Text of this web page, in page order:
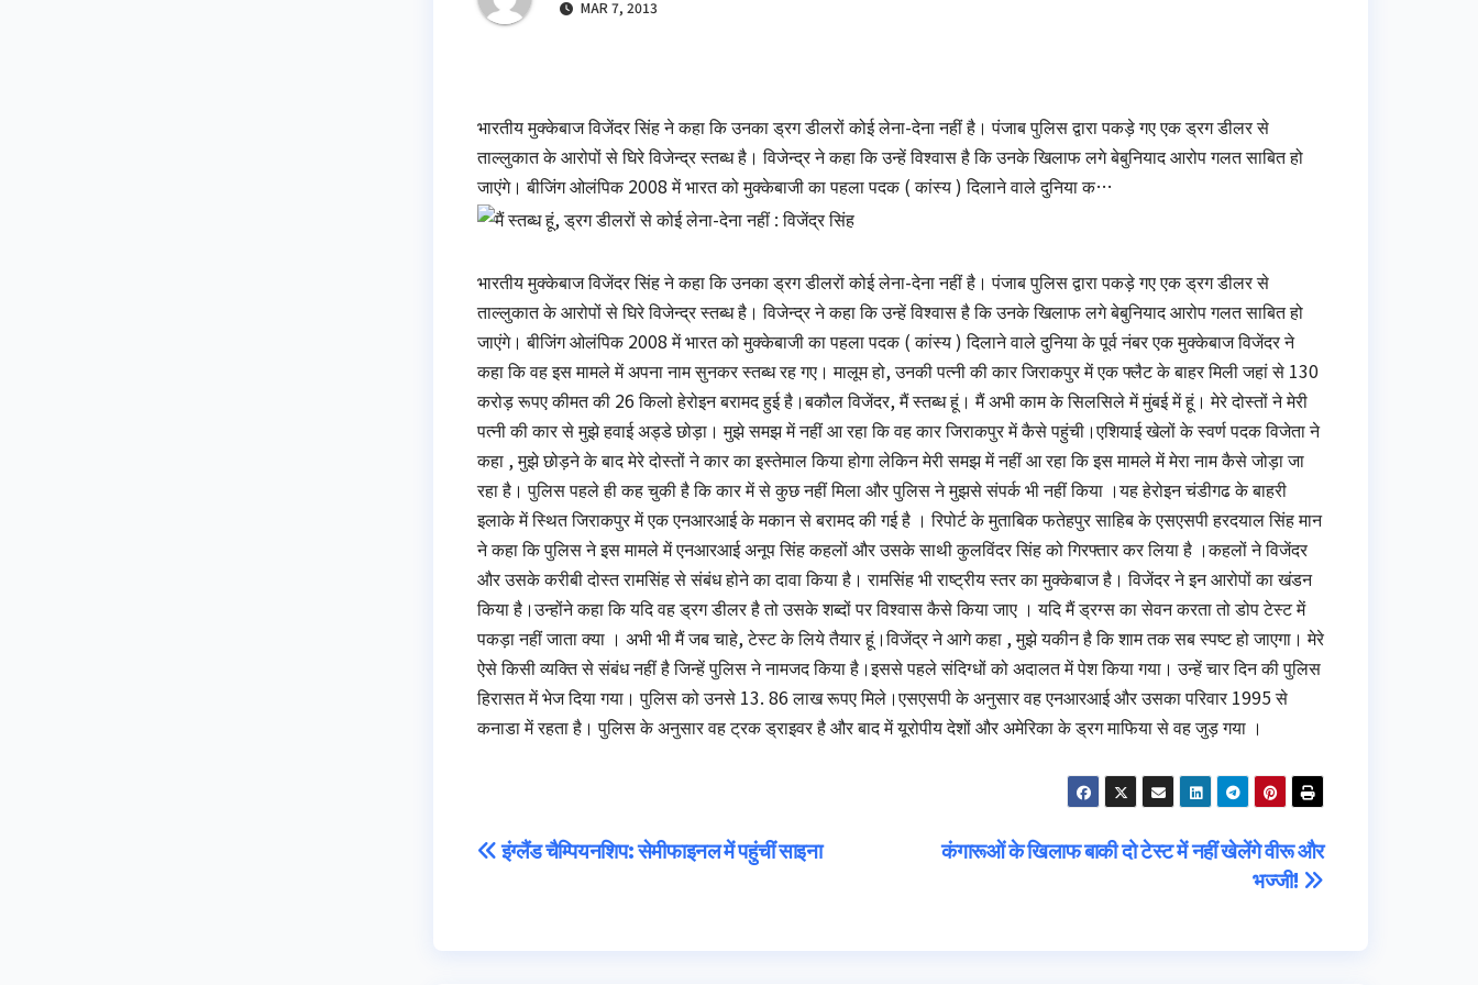
MAR 7, 2013
भारतीय मुक्केबाज विजेंदर सिंह ने कहा कि उनका ड्रग डीलरों कोई लेना-देना नहीं है। पंजाब पुलिस द्वारा पकड़े गए एक ड्रग डीलर से
ताल्लुकात के आरोपों से घिरे विजेन्द्र स्तब्ध है। विजेन्द्र ने कहा कि उन्हें विश्वास है कि उनके खिलाफ लगे बेबुनियाद आरोप गलत साबित हो
जाएंगे। बीजिंग ओलंपिक 2008 में भारत को मुक्केबाजी का पहला पदक ( कांस्य ) दिलाने वाले दुनिया क…
भारतीय मुक्केबाज विजेंदर सिंह ने कहा कि उनका ड्रग डीलरों कोई लेना-देना नहीं है। पंजाब पुलिस द्वारा पकड़े गए एक ड्रग डीलर से
ताल्लुकात के आरोपों से घिरे विजेन्द्र स्तब्ध है। विजेन्द्र ने कहा कि उन्हें विश्वास है कि उनके खिलाफ लगे बेबुनियाद आरोप गलत साबित हो
जाएंगे। बीजिंग ओलंपिक 2008 में भारत को मुक्केबाजी का पहला पदक ( कांस्य ) दिलाने वाले दुनिया के पूर्व नंबर एक मुक्केबाज विजेंदर ने
कहा कि वह इस मामले में अपना नाम सुनकर स्तब्ध रह गए। मालूम हो, उनकी पत्नी की कार जिराकपुर में एक फ्लैट के बाहर मिली जहां से 130
करोड़ रूपए कीमत की 26 किलो हेरोइन बरामद हुई है।बकौल विजेंदर, मैं स्तब्ध हूं। मैं अभी काम के सिलसिले में मुंबई में हूं। मेरे दोस्तों ने मेरी
पत्नी की कार से मुझे हवाई अड्डे छोड़ा। मुझे समझ में नहीं आ रहा कि वह कार जिराकपुर में कैसे पहुंची।एशियाई खेलों के स्वर्ण पदक विजेता ने
कहा , मुझे छोड़ने के बाद मेरे दोस्तों ने कार का इस्तेमाल किया होगा लेकिन मेरी समझ में नहीं आ रहा कि इस मामले में मेरा नाम कैसे जोड़ा जा
रहा है। पुलिस पहले ही कह चुकी है कि कार में से कुछ नहीं मिला और पुलिस ने मुझसे संपर्क भी नहीं किया ।यह हेरोइन चंडीगढ के बाहरी
इलाके में स्थित जिराकपुर में एक एनआरआई के मकान से बरामद की गई है । रिपोर्ट के मुताबिक फतेहपुर साहिब के एसएसपी हरदयाल सिंह मान
ने कहा कि पुलिस ने इस मामले में एनआरआई अनूप सिंह कहलों और उसके साथी कुलविंदर सिंह को गिरफ्तार कर लिया है ।कहलों ने विजेंदर
और उसके करीबी दोस्त रामसिंह से संबंध होने का दावा किया है। रामसिंह भी राष्ट्रीय स्तर का मुक्केबाज है। विजेंदर ने इन आरोपों का खंडन
किया है।उन्होंने कहा कि यदि वह ड्रग डीलर है तो उसके शब्दों पर विश्वास कैसे किया जाए । यदि मैं ड्रग्स का सेवन करता तो डोप टेस्ट में
पकड़ा नहीं जाता क्या । अभी भी मैं जब चाहे, टेस्ट के लिये तैयार हूं।विजेंद्र ने आगे कहा , मुझे यकीन है कि शाम तक सब स्पष्ट हो जाएगा। मेरे
ऐसे किसी व्यक्ति से संबंध नहीं है जिन्हें पुलिस ने नामजद किया है।इससे पहले संदिग्धों को अदालत में पेश किया गया। उन्हें चार दिन की पुलिस
हिरासत में भेज दिया गया। पुलिस को उनसे 13. 86 लाख रूपए मिले।एसएसपी के अनुसार वह एनआरआई और उसका परिवार 1995 से
कनाडा में रहता है। पुलिस के अनुसार वह ट्रक ड्राइवर है और बाद में यूरोपीय देशों और अमेरिका के ड्रग माफिया से वह जुड़ गया ।
Post
कंगारूओं के खिलाफ बाकी दो टेस्ट में नहीं खेलेंगे वीरू और
भज्जी!
इंग्लैंड चैम्पियनशिप: सेमीफाइनल में पहुंचीं साइना